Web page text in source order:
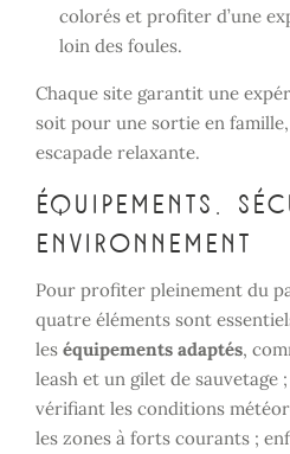
colorés et profiter d’une
loin des foules.
Chaque site garantit une
soit pour une sortie en
escapade relaxante.
Équipements,
environnement
Pour profiter pleinement du
quatre éléments sont
les équipements adaptés,
leash et un gilet de sauvetage
vérifiant les conditions
les zones à forts courants ;